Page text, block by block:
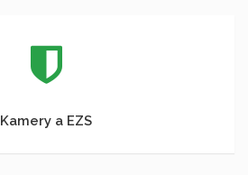
Kamery a EZS